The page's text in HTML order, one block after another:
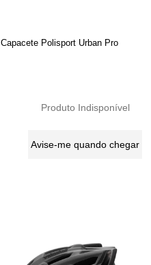
Capacete Polisport Urban Pro
Produto Indisponível
Avise-me quando chegar